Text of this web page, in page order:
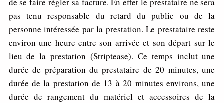
pas tenu responsable du retard du public ou de la
personne intéressée par la prestation. Le prestataire reste
environ une heure entre son arrivée et son départ sur le
lieu de la prestation (Striptease). Ce temps inclut une
durée de préparation du prestataire de 20 minutes, une
durée de la prestation de 13 à 20 minutes environs, une
durée de rangement du matériel et accessoires de la